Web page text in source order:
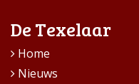
De Texelaar
Home
Nieuws